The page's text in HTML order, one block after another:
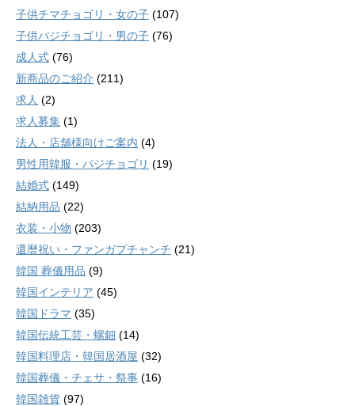
子供チマチョゴリ・女の子 (107)
子供パジチョゴリ・男の子 (76)
成人式 (76)
新商品のご紹介 (211)
求人 (2)
求人募集 (1)
法人・店舗様向けご案内 (4)
男性用韓服・パジチョゴリ (19)
結婚式 (149)
結納用品 (22)
衣装・小物 (203)
還暦祝い・ファンガプチャンチ (21)
韓国 葬儀用品 (9)
韓国インテリア (45)
韓国ドラマ (35)
韓国伝統工芸・螺鈿 (14)
韓国料理店・韓国居酒屋 (32)
韓国葬儀・チェサ・祭事 (16)
韓国雑貨 (97)